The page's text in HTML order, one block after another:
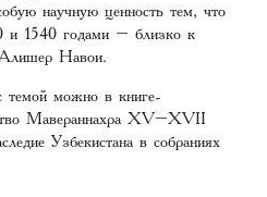
научную ценность тем, что
и 1540 годами – близко к
Навои.
темой можно в книге-
Мавераннахра XV–XVII
Узбекистана в собраниях